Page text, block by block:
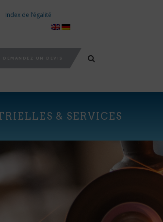
Index de l’égalité
DEMANDEZ UN DEVIS
& SERVICES